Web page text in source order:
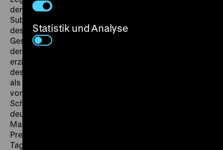
der Auslotung des Bereichs, in dem das männliche
Subjekt zwischen den Ansprüchen des Herzens und
des Gewissens einerseits und dem geschriebenen
Gesetz andererseits leben kann. Mit der Problematik
der konkurrierenden Normen von Herz und Gesetz
erzählt
des Staatsanwalts als Lern- und Bekehrungsprozeß
als die Geschichte seiner Verlobten“, resümiert Ursula
von Keitz in ihrem Buch
Schwangerschaftskonflikt und Reproduktion im
deutschsprachigen Film 1918-1933
Martin Bergers damals sehr populärem, von der
Presse kontrovers besprochenem und vom
Tageblatt
Statistik und Analyse